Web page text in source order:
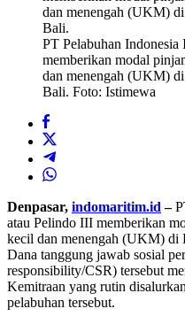
PT Pelabuhan
memberikan modal
dan menengah (UKM)
Bali. Foto: Istimewa
Denpasar, indomaritim.id –
atau Pelindo III memberikan
kecil dan menengah (UKM) di
Dana tanggung jawab sosial
responsibility/CSR) tersebut
Kemitraan yang rutin
pelabuhan tersebut.